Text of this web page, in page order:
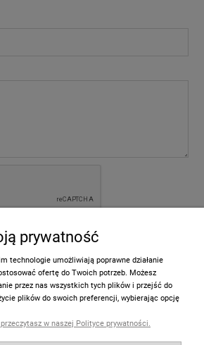
Informacje
prywatność
technologie umożliwiają poprawne działanie
ofertę do Twoich potrzeb. Możesz
przez nas wszystkich tych plików i przejść do
plików do swoich preferencji, wybierając opcję
w naszej Polityce prywatności.